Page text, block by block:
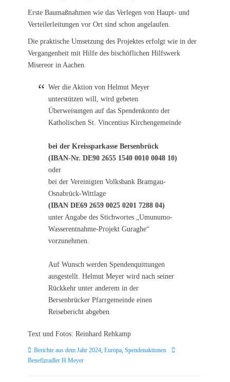
Erste Baumaßnahmen wie das Verlegen von Haupt- und
Verteilerleitungen vor Ort sind schon angelaufen.
Die praktische Umsetzung des Projektes erfolgt wie in der
Vergangenheit mit Hilfe des bischöflichen Hilfswerk
Misereor in Aachen.
Wer die Aktion von Helmut Meyer
unterstützen will, wird gebeten
Überweisungen auf das Spendenkonto der
Katholischen St. Vincentius Kirchengemeinde
bei der Kreissparkasse Bersenbrück
(IBAN-Nr. DE90 2655 1540 0010 0048 10)
oder
bei der Vereinigten Volksbank Bramgau-
Osnabrück-Wittlage
(IBAN DE69 2659 0025 0201 7288 04)
unter Angabe des Stichwortes „Umunumo-
Wasserentnahme-Projekt Guraghe“
vorzunehmen.
Auf Wunsch werden Spendenquittungen
ausgestellt. Helmut Meyer wird nach seiner
Rückkehr unter anderem in der
Bersenbrücker Pfarrgemeinde einen
Reisebericht abgeben.
Text und Fotos: Reinhard Rehkamp
Kategorien
Berichte aus dem Jahr 2024 Europa Spendenaktionen
Schlagworte
Benefizradler H.Meyer